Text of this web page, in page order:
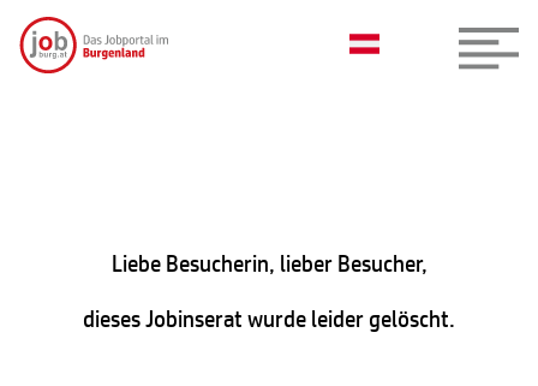
Liebe Besucherin, lieber Besucher,
dieses Jobinserat wurde leider gelöscht.